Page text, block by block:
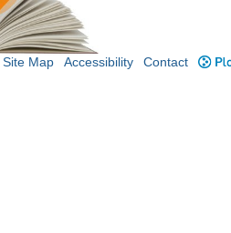
Site Map Accessibility Contact